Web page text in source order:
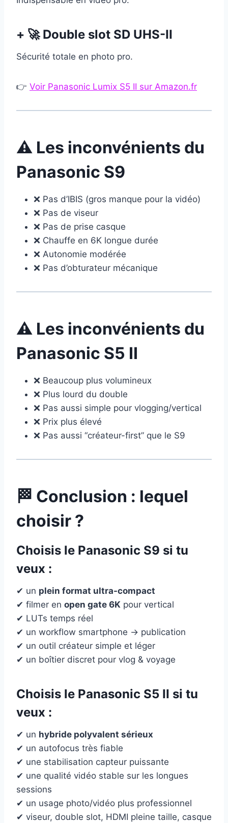
+ 🚀 Double slot SD UHS-II
Sécurité totale en photo pro.
👉 Voir Panasonic Lumix S5 II sur Amazon.fr
⚠️ Les inconvénients du
Panasonic S9
❌ Pas d’IBIS (gros manque pour la vidéo)
❌ Pas de viseur
❌ Pas de prise casque
❌ Chauffe en 6K longue durée
❌ Autonomie modérée
❌ Pas d’obturateur mécanique
⚠️ Les inconvénients du
Panasonic S5 II
❌ Beaucoup plus volumineux
❌ Plus lourd du double
❌ Pas aussi simple pour vlogging/vertical
❌ Prix plus élevé
❌ Pas aussi “créateur-first” que le S9
🏁 Conclusion : lequel
choisir ?
Choisis le Panasonic S9 si tu
veux :
✔ un plein format ultra-compact
✔ filmer en open gate 6K pour vertical
✔ LUTs temps réel
✔ un workflow smartphone → publication
✔ un outil créateur simple et léger
✔ un boîtier discret pour vlog & voyage
Choisis le Panasonic S5 II si tu
veux :
✔ un hybride polyvalent sérieux
✔ un autofocus très fiable
✔ une stabilisation capteur puissante
✔ une qualité vidéo stable sur les longues
sessions
✔ un usage photo/vidéo plus professionnel
✔ viseur, double slot, HDMI pleine taille, casque